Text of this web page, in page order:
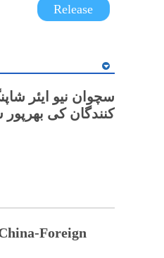
Release
سچوان نیو ایئر
کنندگان کی
Foreign